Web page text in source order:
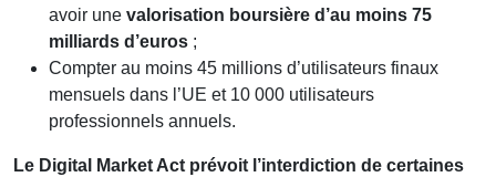
avoir une valorisation boursière d’au moins 75
milliards d’euros ;
Compter au moins 45 millions d’utilisateurs finaux
mensuels dans l’UE et 10 000 utilisateurs
professionnels annuels.
Le Digital Market Act prévoit l’interdiction de certaines